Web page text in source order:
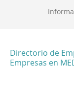
Directorio de
Empresas en